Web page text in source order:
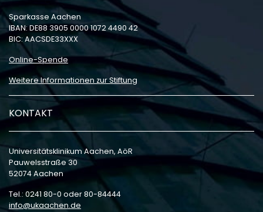
Sparkasse Aachen
IBAN: DE88 3905 0000 1072 4490 42
BIC: AACSDE33XXX
Online-Spende
Weitere Informationen zur Stiftung
KONTAKT
Universitätsklinikum Aachen, AöR
Pauwelsstraße 30
52074 Aachen
Tel.: 0241 80-0 oder 80-84444
info
ukaachen de